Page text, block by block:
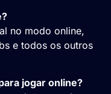
no modo online,
e todos os outros
jogar online?